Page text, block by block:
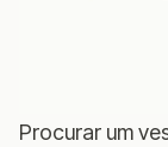
Procurar um